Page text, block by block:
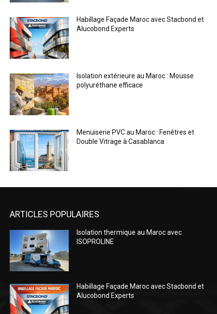
ARTICLES POPULAIRES
Isolation thermique au Maroc avec
ISOPROLINE
Habillage Façade Maroc avec Stacbond et
Alucobond Experts